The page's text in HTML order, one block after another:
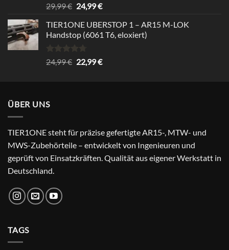
Rated5.00
out of 5
29,99€ Original
was:
29,99 €.
24,99€Current
is:
24,99 €.
TIER1ONE UBERSTOP 1 – AR15 M-LOK
Handstop (6061 T6, eloxiert)
Rated4.67
out of 5
24,99€ Original
22,99€Current
ÜBER UNS
TIER1ONE steht für präzise gefertigte AR15-, MTW- und
MWS-Zubehörteile – entwickelt von Ingenieuren und
geprüft von Einsatzkräften. Qualität aus eigener Werkstatt in
Deutschland.
TAGS